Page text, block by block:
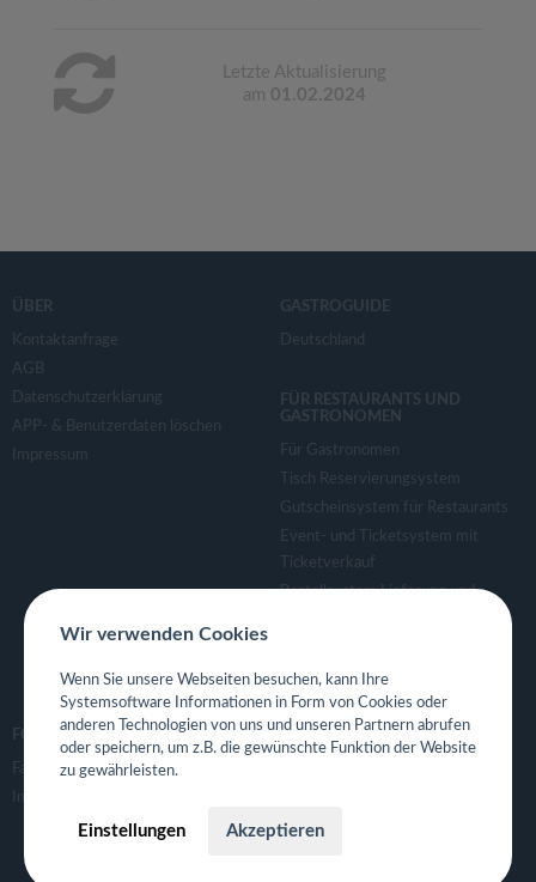
Letzte Aktualisierung
am 01.02.2024
ÜBER
Kontaktanfrage
AGB
Datenschutzerklärung
APP- & Benutzerdaten löschen
Impressum
GASTROGUIDE
Deutschland
FÜR RESTAURANTS UND
GASTRONOMEN
Für Gastronomen
Tisch Reservierungsystem
Gutscheinsystem für Restaurants
Event- und Ticketsystem mit
Ticketverkauf
Bestellsystem Lieferung und
Eigene App für Restaurant
FOLGE UNS
Facebook
Instagram
Wir verwenden Cookies
Wenn Sie unsere Webseiten besuchen, kann Ihre
Systemsoftware Informationen in Form von Cookies oder
anderen Technologien von uns und unseren Partnern abrufen
oder speichern, um z.B. die gewünschte Funktion der Website
zu gewährleisten.
Einstellungen Akzeptieren